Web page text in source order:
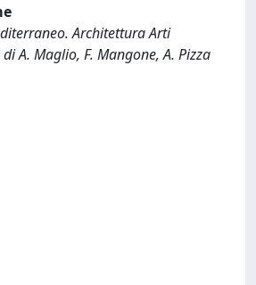
Architettura Arti
A. Maglio, F. Mangone, A. Pizza